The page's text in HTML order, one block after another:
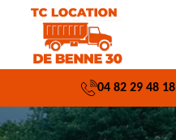
04 82 29 48 18